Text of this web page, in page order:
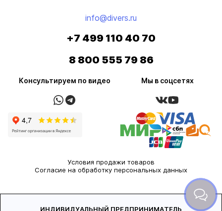
info@divers.ru
Консультируем по видео Мы в соцсетях
+7 499 110 40 70
8 800 555 79 86
Условия продажи товаров
Согласие на обработку персональных данных
ИНДИВИДУАЛЬНЫЙ ПРЕДПРИНИМАТЕЛЬ